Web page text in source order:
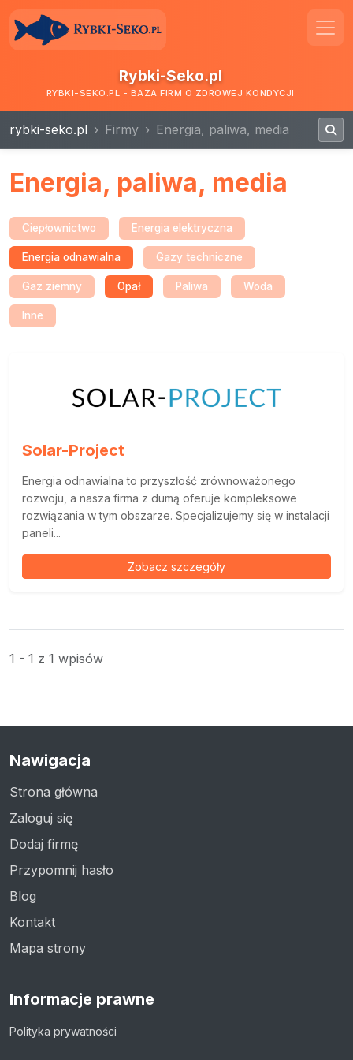
Rybki-Seko.pl
RYBKI-SEKO.PL - BAZA FIRM O ZDROWEJ KONDYCJI
rybki-seko.pl Firmy Energia, paliwa, media
Energia, paliwa, media
Ciepłownictwo Energia elektryczna
Energia odnawialna Gazy techniczne
Gaz ziemny Opał Paliwa Woda
Inne
Solar-Project
Energia odnawialna to przyszłość zrównoważonego
rozwoju, a nasza firma z dumą oferuje kompleksowe
rozwiązania w tym obszarze. Specjalizujemy się w instalacji
paneli...
Zobacz szczegóły
1 - 1 z 1 wpisów
Nawigacja
Strona główna
Zaloguj się
Dodaj firmę
Przypomnij hasło
Blog
Kontakt
Mapa strony
Informacje prawne
Polityka prywatności